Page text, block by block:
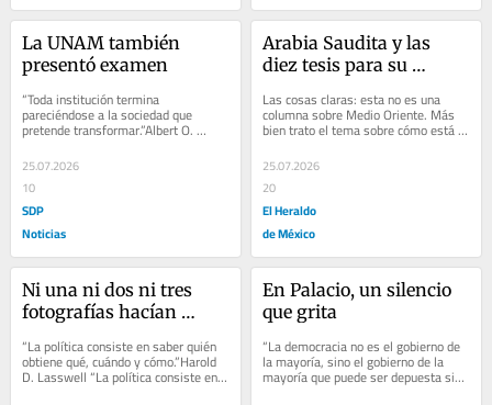
La UNAM también
presentó examen
“Toda institución termina
pareciéndose a la sociedad que
pretende transformar.”Albert O.
Hirschman “Toda institución termina
pareciéndose a...
25.07.2026
10
SDP
Noticias
Arabia Saudita y las
diez tesis para su
Las cosas claras: esta no es una
columna sobre Medio Oriente. Más
bien trato el tema sobre cómo está
vale...
25.07.2026
20
El Heraldo
de México
Ni una ni dos ni tres
fotografías hacían
“La política consiste en saber quién
obtiene qué, cuándo y cómo.”Harold
D. Lasswell “La política consiste en
saber quién obtiene qué,...
En Palacio, un silencio
que grita
“La democracia no es el gobierno de
la mayoría, sino el gobierno de la
mayoría que puede ser depuesta sin
derramamiento de sangre.”Karl